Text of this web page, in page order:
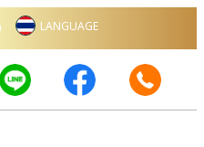
LANGUAGE